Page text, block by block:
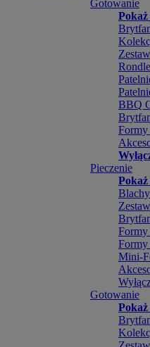
Gotowanie
Rondle
BBQ
Formy
Pieczenie
Pokaż
Formy
Mini-
Gotowanie